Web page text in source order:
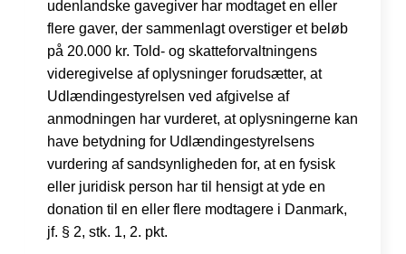
udenlandske gavegiver har modtaget en eller
flere gaver, der sammenlagt overstiger et beløb
på 20.000 kr. Told- og skatteforvaltningens
videregivelse af oplysninger forudsætter, at
Udlændingestyrelsen ved afgivelse af
anmodningen har vurderet, at oplysningerne kan
have betydning for Udlændingestyrelsens
vurdering af sandsynligheden for, at en fysisk
eller juridisk person har til hensigt at yde en
donation til en eller flere modtagere i Danmark,
jf. § 2, stk. 1, 2. pkt.